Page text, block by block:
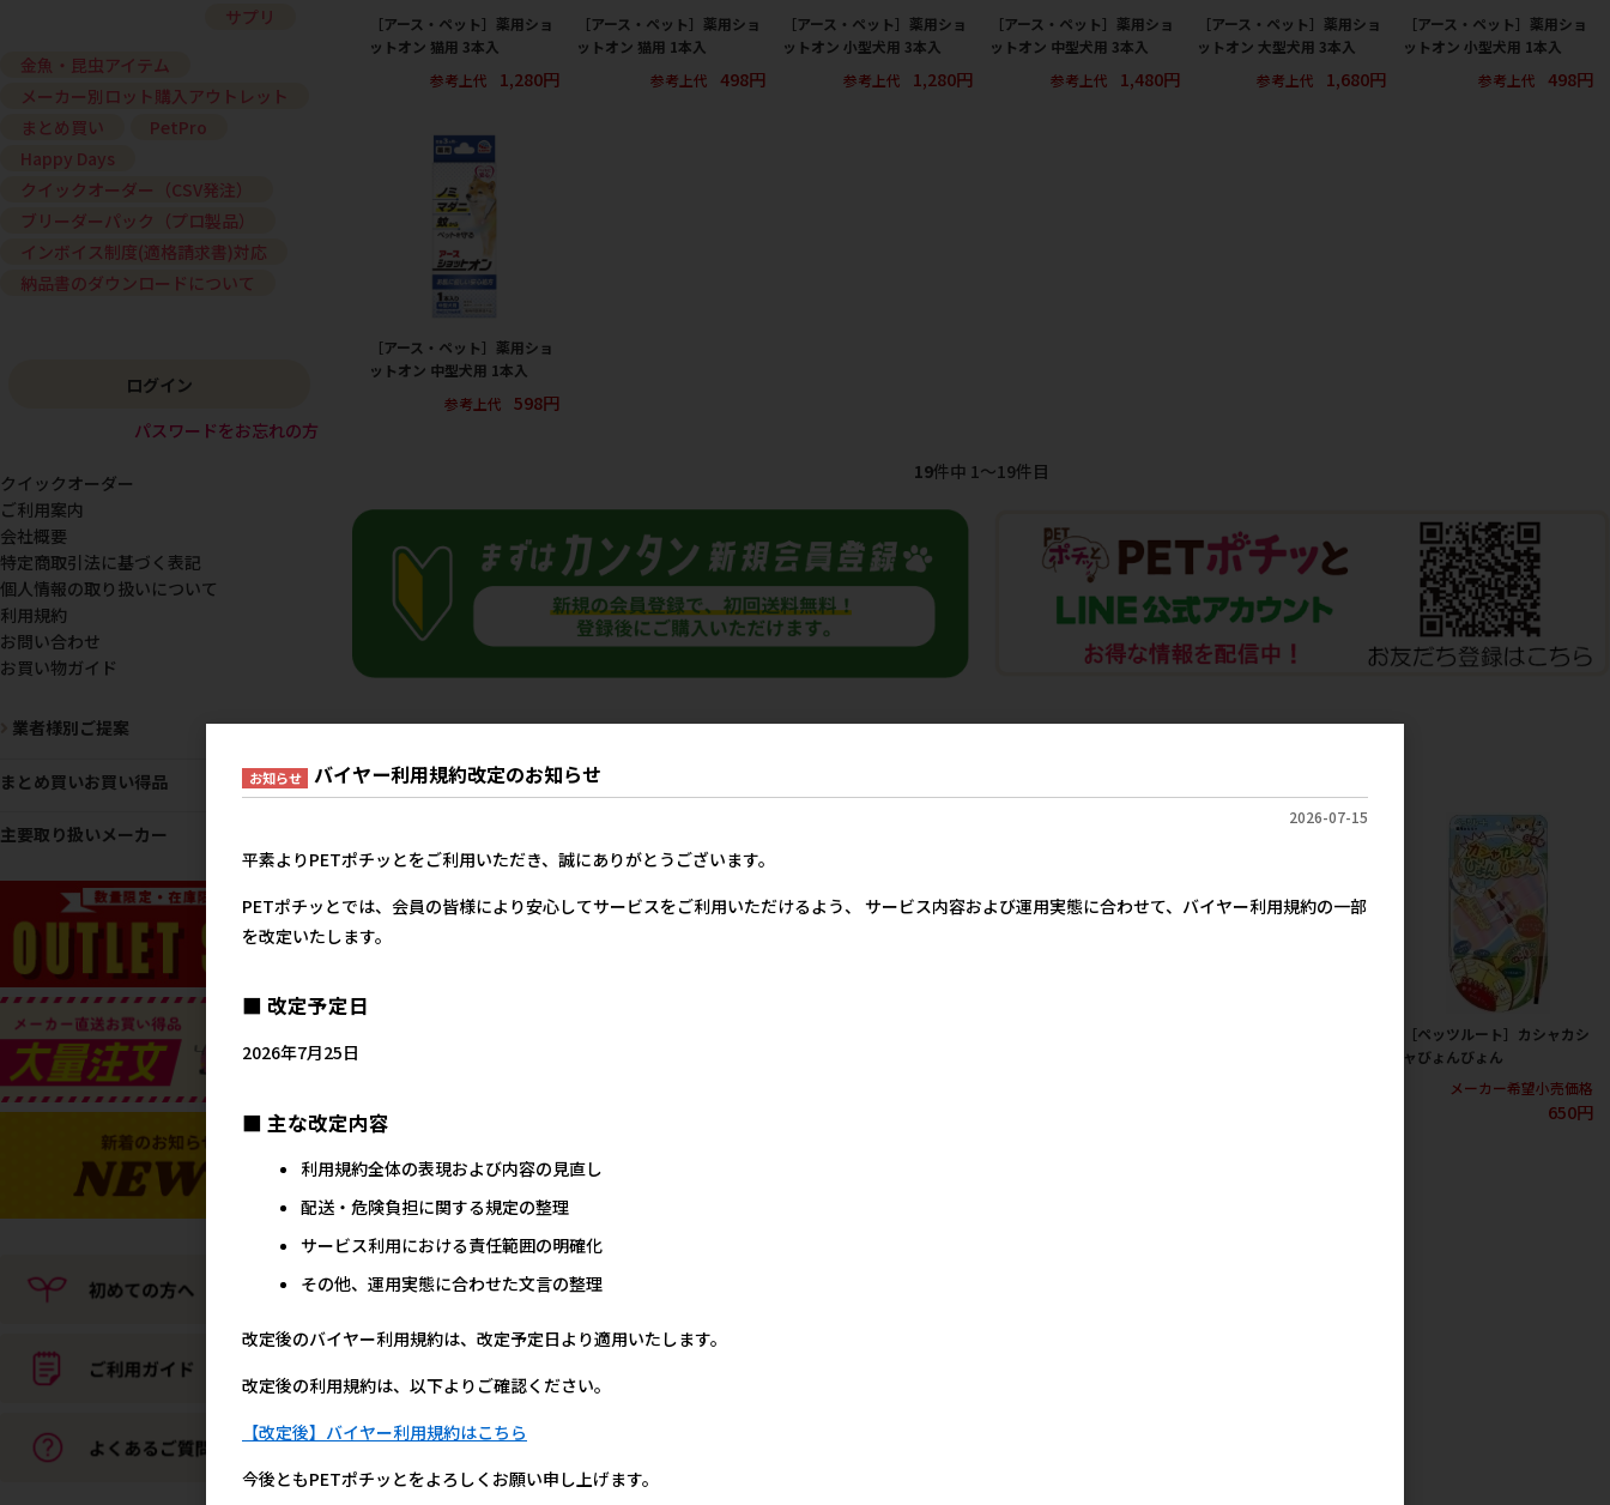
［アース・ペット］薬用ショ
ットオン 猫用 3本入
参考上代
1,280円
［アース・ペット］薬用ショ
ットオン 猫用 1本入
参考上代
498円
［アース・ペット］薬用ショ
ットオン 小型犬用 3本入
参考上代
1,280円
［アース・ペット］薬用ショ
ットオン 中型犬用 3本入
参考上代
1,480円
［アース・ペット］薬用ショ
ットオン 大型犬用 3本入
参考上代
1,680円
［アース・ペット］薬用ショ
ットオン 小型犬用 1本入
参考上代
498円
［アース・ペット］薬用ショ
ットオン 中型犬用 1本入
参考上代
598円
19件中 1〜19件目
ア10】
参考上代
2,819円
［ペッツルート］カシャカシ
ャびょんびょん
メーカー希望小売価格
650円
［三晃商会］フェレット・ベ
ストハーネス デニム
送)］ペット用リバーシブル
電気ヒーター ハード S ※メ
サプリ
金魚・昆虫アイテム
メーカー別ロット購入アウトレット
まとめ買い
PetPro
Happy Days
クイックオーダー（CSV発注）
ブリーダーパック（プロ製品）
インボイス制度(適格請求書)対応
納品書のダウンロードについて
ログイン
パスワードをお忘れの方
クイックオーダー
ご利用案内
会社概要
特定商取引法に基づく表記
個人情報の取り扱いについて
利用規約
お問い合わせ
お買い物ガイド
業者様別ご提案
まとめ買いお買い得品
主要取り扱いメーカー
お知らせ バイヤー利用規約改定のお知らせ
2026-07-15
平素よりPETポチッとをご利用いただき、誠にありがとうございます。
PETポチッとでは、会員の皆様により安心してサービスをご利用いただけるよう、 サービス内容および運用実態に合わせて、バイヤー利用規約の一部
を改定いたします。
■ 改定予定日
2026年7月25日
■ 主な改定内容
利用規約全体の表現および内容の見直し
配送・危険負担に関する規定の整理
サービス利用における責任範囲の明確化
その他、運用実態に合わせた文言の整理
改定後のバイヤー利用規約は、改定予定日より適用いたします。
改定後の利用規約は、以下よりご確認ください。
【改定後】バイヤー利用規約はこちら
今後ともPETポチッとをよろしくお願い申し上げます。